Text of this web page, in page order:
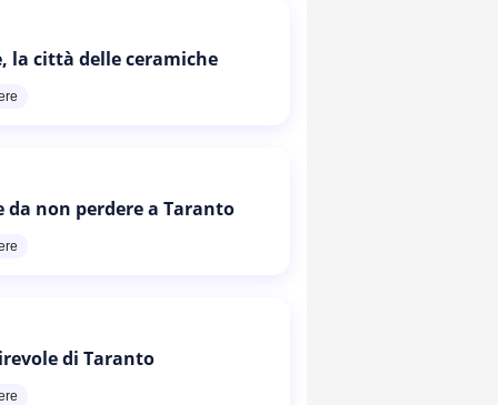
la città delle ceramiche
da non perdere a Taranto
di Taranto